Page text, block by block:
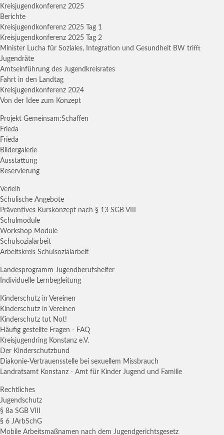
Kreisjugendkonferenz 2025
Berichte
Kreisjugendkonferenz 2025 Tag 1
Kreisjugendkonferenz 2025 Tag 2
Minister Lucha für Soziales, Integration und Gesundheit BW trifft
Jugendräte
Amtseinführung des Jugendkreisrates
Fahrt in den Landtag
Kreisjugendkonferenz 2024
Von der Idee zum Konzept
Projekt Gemeinsam:Schaffen
Frieda
Frieda
Bildergalerie
Ausstattung
Reservierung
Verleih
Schulische Angebote
Präventives Kurskonzept nach § 13 SGB VIII
Schulmodule
Workshop Module
Schulsozialarbeit
Arbeitskreis Schulsozialarbeit
Landesprogramm Jugendberufshelfer
Individuelle Lernbegleitung
Kinderschutz in Vereinen
Kinderschutz in Vereinen
Kinderschutz tut Not!
Häufig gestellte Fragen - FAQ
Kreisjugendring Konstanz e.V.
Der Kinderschutzbund
Diakonie-Vertrauensstelle bei sexuellem Missbrauch
Landratsamt Konstanz - Amt für Kinder Jugend und Familie
Rechtliches
Jugendschutz
§ 8a SGB VIII
§ 6 JArbSchG
Mobile Arbeitsmaßnamen nach dem Jugendgerichtsgesetz